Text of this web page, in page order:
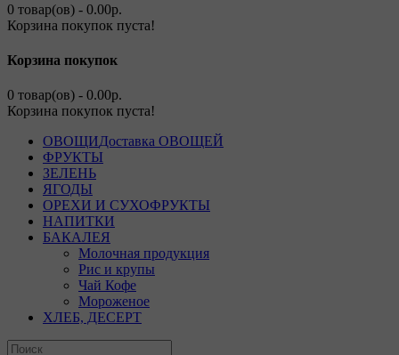
0 товар(ов) - 0.00р.
Корзина покупок пуста!
Корзина покупок
0 товар(ов) - 0.00р.
Корзина покупок пуста!
ОВОЩИДоставка ОВОЩЕЙ
ФРУКТЫ
ЗЕЛЕНЬ
ЯГОДЫ
ОРЕХИ И СУХОФРУКТЫ
НАПИТКИ
БАКАЛЕЯ
Молочная продукция
Рис и крупы
Чай Кофе
Мороженое
ХЛЕБ, ДЕСЕРТ